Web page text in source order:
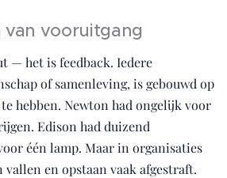
van vooruitgang
— het is feedback. Iedere
of samenleving, is gebouwd op
hebben. Newton had ongelijk voor
Edison had duizend
één lamp. Maar in organisaties
en opstaan vaak afgestraft.